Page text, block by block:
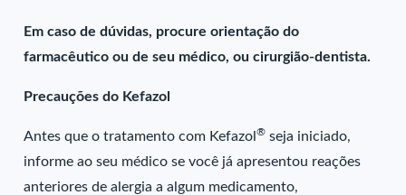
Em caso de dúvidas, procure orientação do
farmacêutico ou de seu médico, ou cirurgião-dentista.
Precauções do Kefazol
Antes que o tratamento com Kefazol® seja iniciado,
informe ao seu médico se você já apresentou reações
anteriores de alergia a algum medicamento,